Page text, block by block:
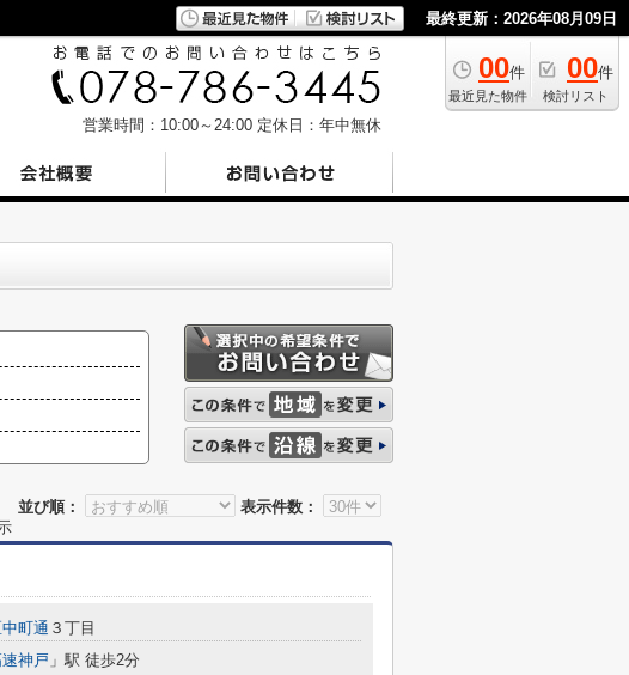
最終更新：2026年08月09日
00件
最近見た物件
00件
検討リスト
営業時間：10:00～24:00 定休日：年中無休
並び順：
表示件数：
中町通 ３丁目
神戸 」駅 徒歩2分